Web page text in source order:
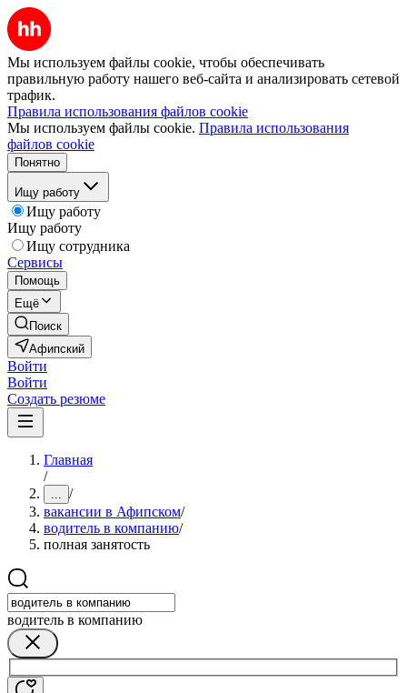
Мы используем файлы cookie, чтобы обеспечивать
правильную работу нашего веб-сайта и анализировать сетевой
трафик.
Правила использования файлов cookie
Мы используем файлы cookie. Правила использования
файлов cookie
Понятно
Ищу работу
Ищу работу
Ищу работу
Ищу сотрудника
Сервисы
Помощь
Ещё
Поиск
Афипский
Войти
Войти
Создать резюме
Главная
/
... /
вакансии в Афипском/
водитель в компанию/
полная занятость
водитель в компанию